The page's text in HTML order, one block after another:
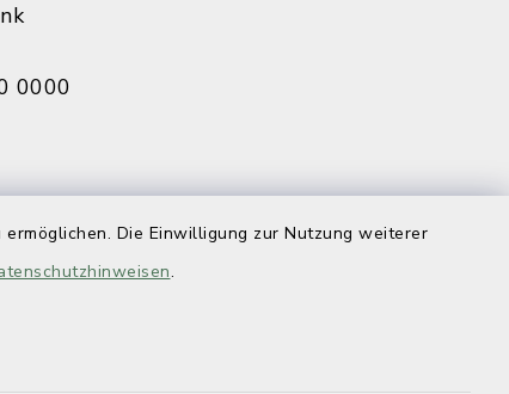
Die Einwilligung zur Nutzung weiterer
.
0000
0009